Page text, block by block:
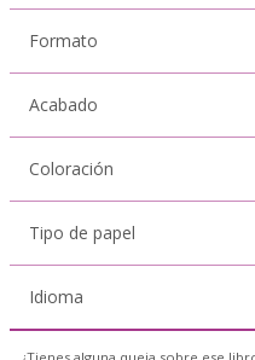
Formato
Acabado
Coloración
Tipo de papel
Idioma